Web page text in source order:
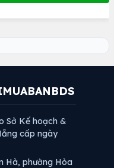
Sở Kế hoạch &
cấp ngày
Hà, phường Hòa